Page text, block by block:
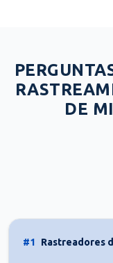
DE
#1 Rastreadores